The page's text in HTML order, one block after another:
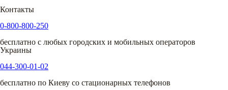
Контакты
0-800-800-250
бесплатно с любых городских и мобильных операторов
Украины
044-300-01-02
бесплатно по Киеву со стационарных телефонов